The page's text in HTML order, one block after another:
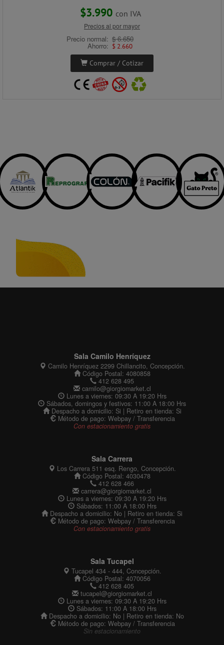
$3.990 con IVA
Precios al por mayor
Precio normal: $ 6.650
Ahorro: $ 2.660
Comprar / Cotizar
Sala Camilo Henríquez
Camilo Henríquez 2299 Chillancito, Concepción.
Código Postal: 4080858
412 628 495
camilo@giorgiomarket.cl
Lunes a viernes: 09:30 A 19:20 Hrs
Sábados, domingos y festivos: 11:00 A 18:00 Hrs
Despacho a domicilio: Si | Retiro en tienda: Si
Método de pago: Webpay / Transferencia
Con estacionamiento gratis
Sala Carrera
Los Carrera 511 esq. Rengo, Concepción.
Código Postal: 4030478
412 628 466
carrera@giorgiomarket.cl
Lunes a viernes: 09:30 A 19:20 Hrs
Sábados: 11:00 A 18:00 Hrs
Despacho a domicilio: No | Retiro en tienda: Si
Método de pago: Webpay / Transferencia
Con estacionamiento gratis
Sala Tucapel
Tucapel 434 - 444, Concepción.
Código Postal: 4070056
412 628 405
tucapel@giorgiomarket.cl
Lunes a viernes: 09:30 A 19:20 Hrs
Sábados: 11:00 A 18:00 Hrs
Despacho a domicilio: No | Retiro en tienda: No
Método de pago: Webpay / Transferencia
Sin estacionamiento